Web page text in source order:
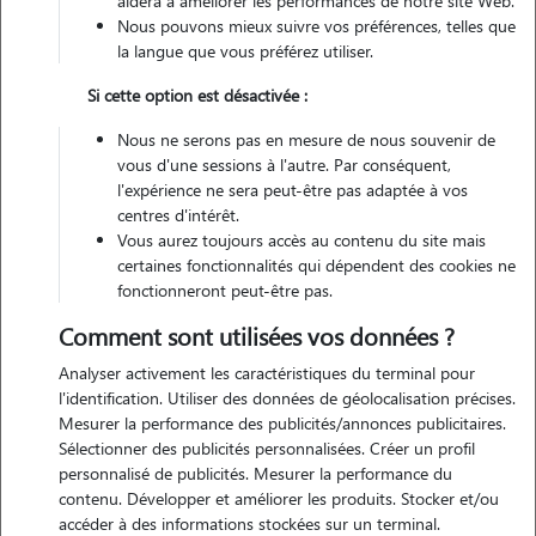
Motivation
je travaille les après-midi de 14h à 17h, donc je peux tout à fait
promener vos animaux les matins et avant 14h ou après 17h. je
souhaiterai garder des animaux, car malheureusement je ne peux pas
avoir d'animaux. les animaux sont une grande partie de ma vie, j'ai 2
Nous pouvons mieux suivre vos préférences, telles que
la langue que vous préférez utiliser.
Si cette option est désactivée :
Nous ne serons pas en mesure de nous souvenir de
vous d'une sessions à l'autre. Par conséquent,
l'expérience ne sera peut-être pas adaptée à vos
centres d'intérêt.
Vous aurez toujours accès au contenu du site mais
certaines fonctionnalités qui dépendent des cookies ne
fonctionneront peut-être pas.
Comment sont utilisées vos données ?
Analyser activement les caractéristiques du terminal pour
l'identification. Utiliser des données de géolocalisation précises.
Mesurer la performance des publicités/annonces publicitaires.
Sélectionner des publicités personnalisées. Créer un profil
personnalisé de publicités. Mesurer la performance du
contenu. Développer et améliorer les produits. Stocker et/ou
accéder à des informations stockées sur un terminal.